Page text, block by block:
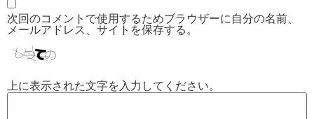
次回のコメントで使用するためブラウザーに自分の名前、
メールアドレス、サイトを保存する。
上に表示された文字を入力してください。